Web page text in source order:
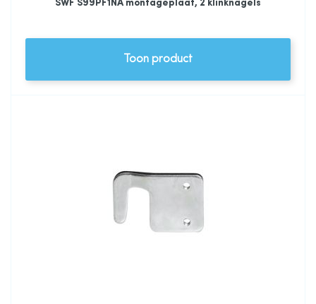
SWF S99PF1NA montageplaat, 2 klinknagels
Toon product